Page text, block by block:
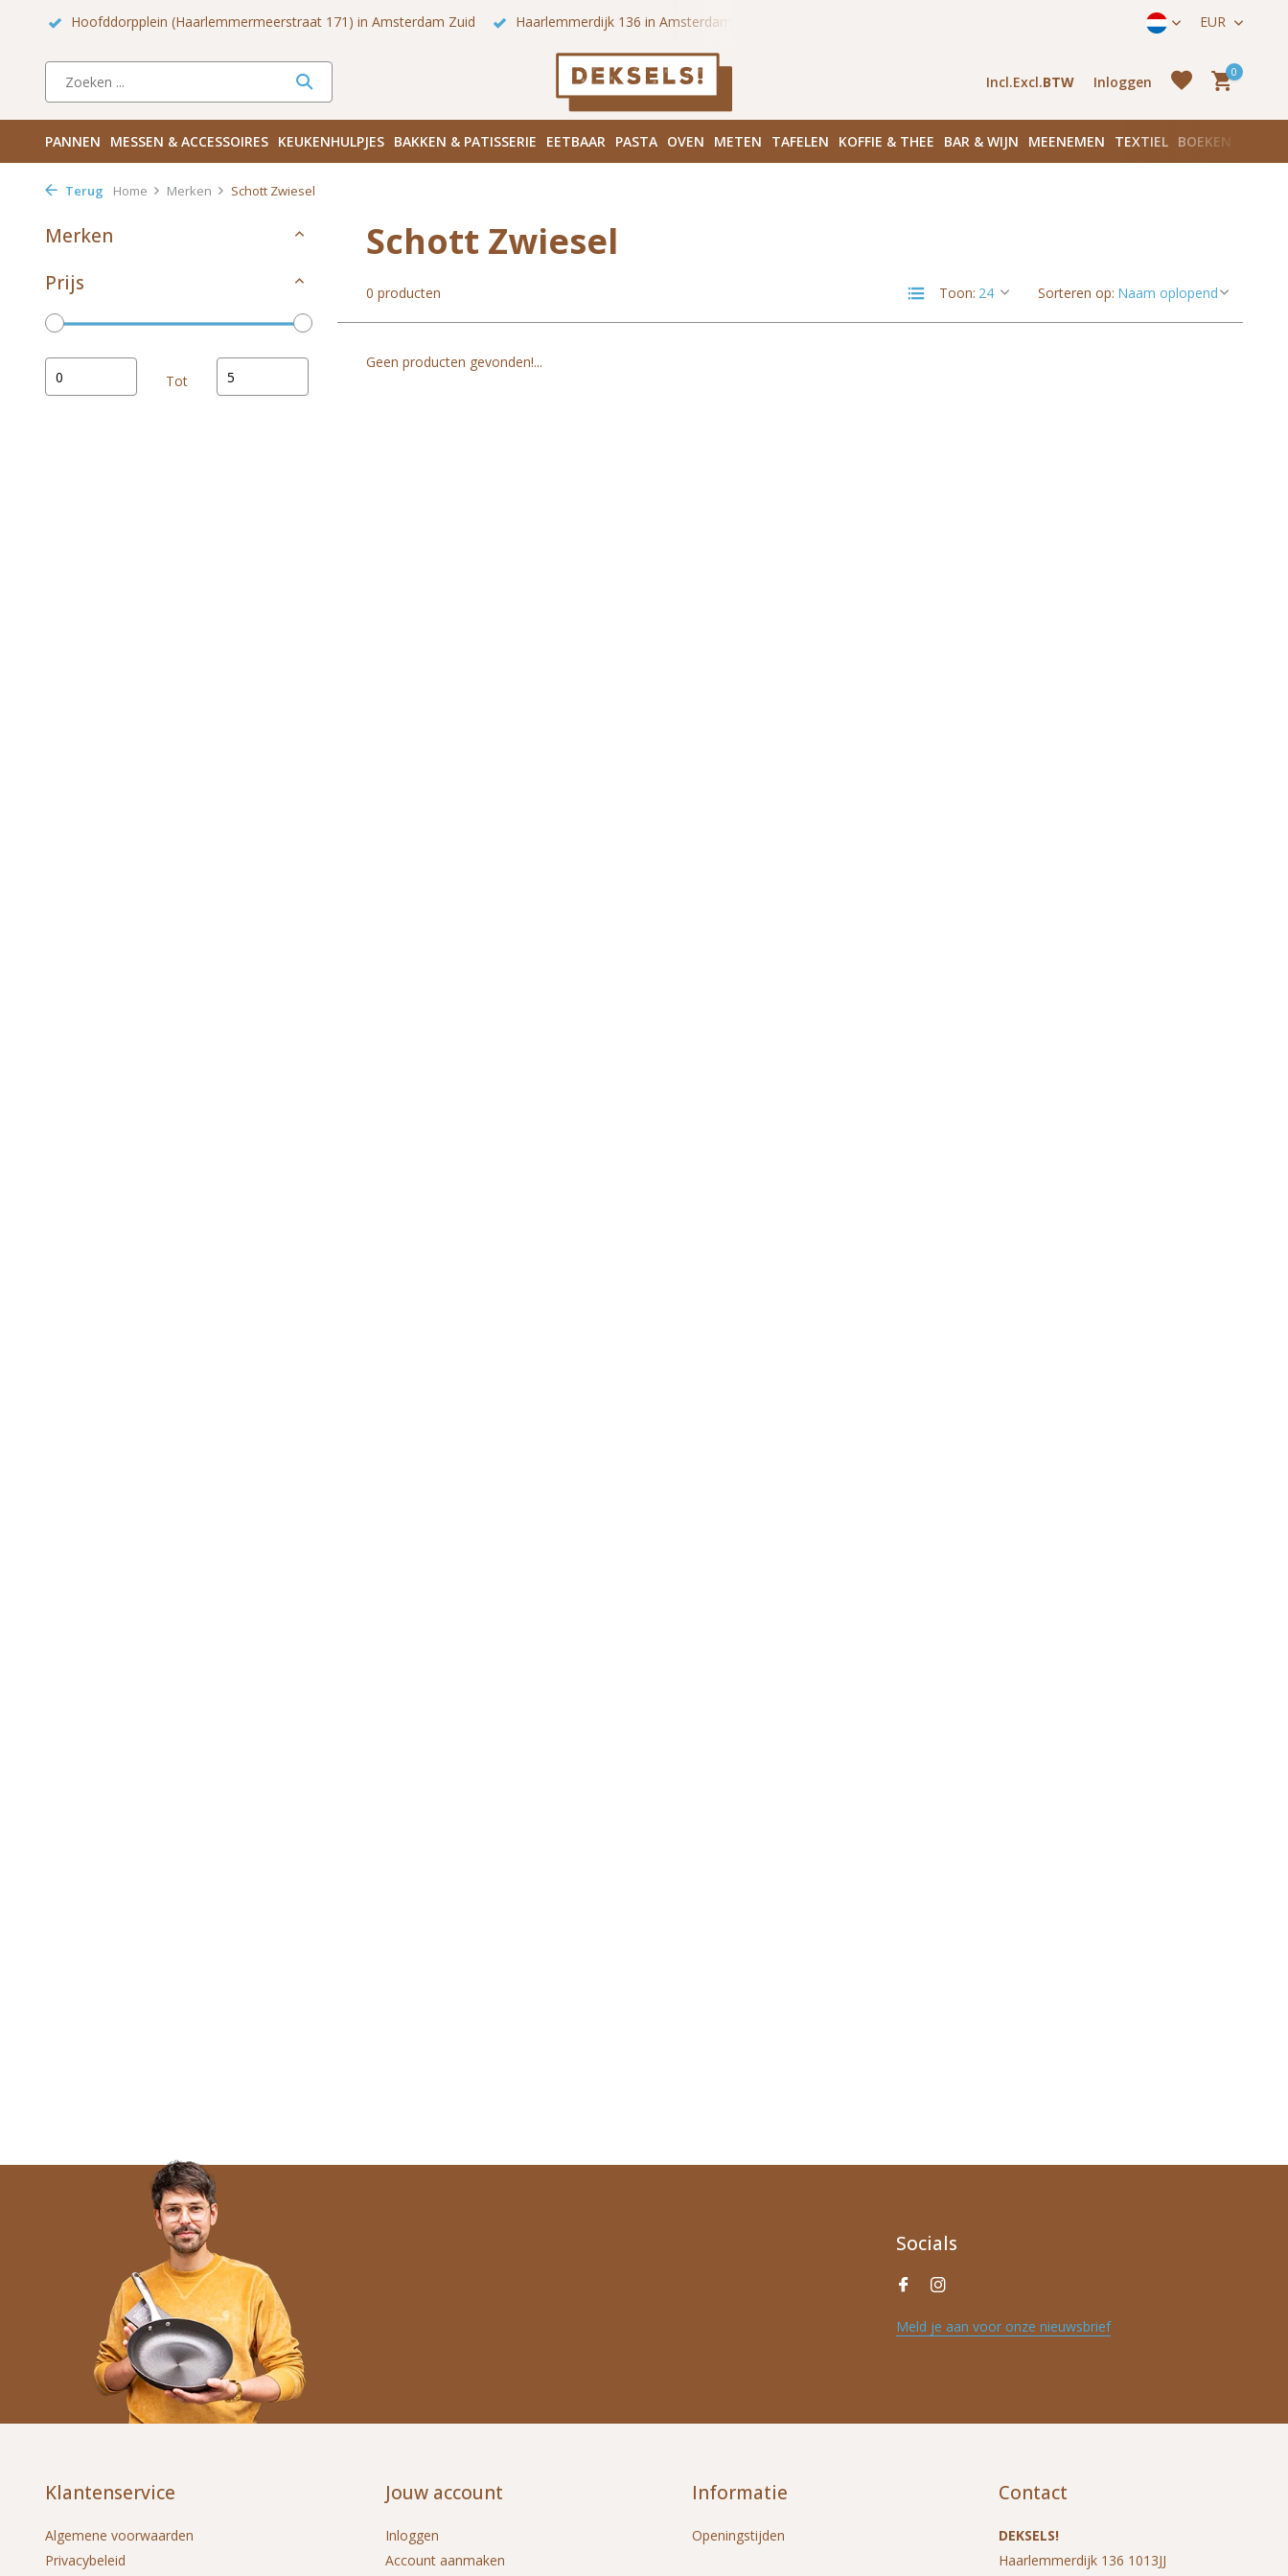
Hoofddorpplein (Haarlemmermeerstraat 171) in Amsterdam Zuid Haarlemmerdijk 136 in Amsterdam Centrum Hoofddorpplein EUR
Incl.Excl.BTW Inloggen
aanmaken
0
PANNEN MESSEN & ACCESSOIRES KEUKENHULPJES BAKKEN & PATISSERIE EETBAAR PASTA OVEN METEN TAFELEN KOFFIE & THEE BAR & WIJN MEENEMEN TEXTIEL BOEKEN
Terug Home Merken Schott Zwiesel
Merken
Prijs
Tot
Schott Zwiesel
0 producten Toon: Sorteren op:
Geen producten gevonden!...
Socials
Meld je aan voor onze nieuwsbrief
Klantenservice
Algemene voorwaarden
Privacybeleid
Jouw account
Inloggen
Account aanmaken
Informatie
Openingstijden
Contact
DEKSELS!
Haarlemmerdijk 136 1013JJ